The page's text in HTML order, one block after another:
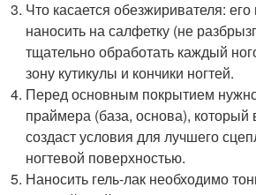
Что касается обезжиривателя:
наносить на салфетку (не
тщательно обработать каждый
зону кутикулы и кончики ногтей.
Перед основным покрытием
праймера (база, основа), который
создаст условия для лучшего
ногтевой поверхностью.
Наносить гель-лак необходимо